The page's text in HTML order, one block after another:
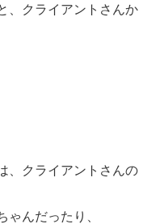
、クライアントさんか
、クライアントさんの
ゃんだったり、